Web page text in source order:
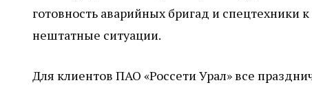
готовность аварийных бригад и
нештатные ситуации.
Для клиентов ПАО «Россети Урал» все